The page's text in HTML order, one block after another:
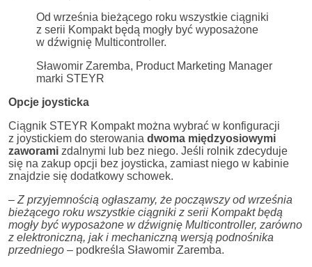
Od września bieżącego roku wszystkie ciągniki
z serii Kompakt będą mogły być wyposażone
w dźwignię Multicontroller.
Sławomir Zaremba, Product Marketing Manager
marki STEYR
Opcje joysticka
Ciągnik STEYR Kompakt można wybrać w konfiguracji
z joystickiem do sterowania dwoma międzyosiowymi
zaworami zdalnymi lub bez niego. Jeśli rolnik zdecyduje
się na zakup opcji bez joysticka, zamiast niego w kabinie
znajdzie się dodatkowy schowek.
– Z przyjemnością ogłaszamy, że począwszy od września
bieżącego roku wszystkie ciągniki z serii Kompakt będą
mogły być wyposażone w dźwignię Multicontroller, zarówno
z elektroniczną, jak i mechaniczną wersją podnośnika
przedniego – podkreśla Sławomir Zaremba.